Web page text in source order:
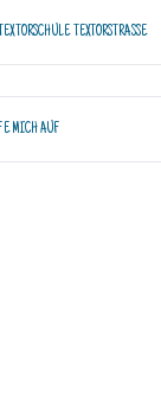
TEXTORSCHULE TEXTORSTRASSE
MICH AUF